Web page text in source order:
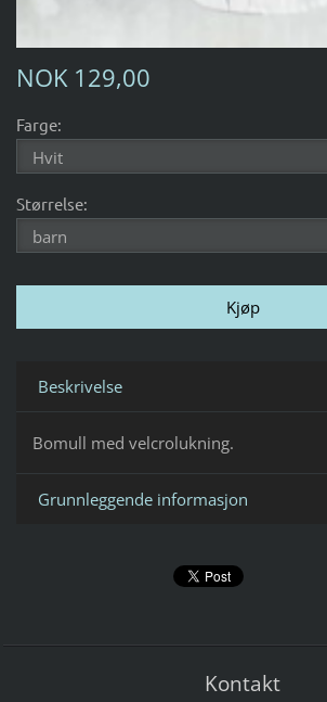
NOK 129,00
Farge:
Størrelse:
Beskrivelse
Bomull med velcrolukning.
Grunnleggende informasjon
Kontakt